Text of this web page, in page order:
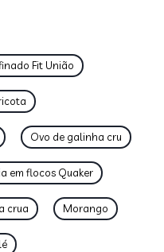
Fit União
Ovo de galinha cru
em flocos Quaker
crua Morango